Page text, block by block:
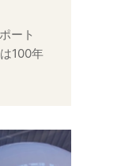
ート
100年